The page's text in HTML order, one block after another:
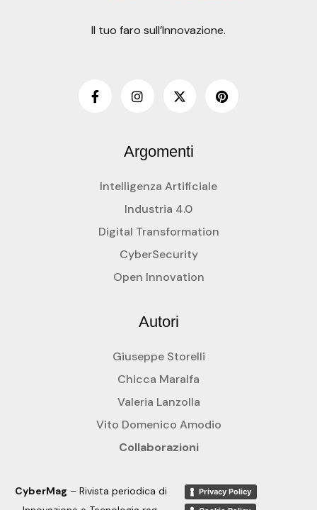
Il tuo faro sull’Innovazione.
Argomenti
Intelligenza Artificiale
Industria 4.0
Digital Transformation
CyberSecurity
Open Innovation
Autori
Giuseppe Storelli
Chicca Maralfa
Valeria Lanzolla
Vito Domenico Amodio
Collaborazioni
CyberMag – Rivista periodica di
Privacy Policy